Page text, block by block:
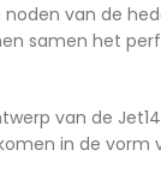
van de
samen het
van de
in de vorm